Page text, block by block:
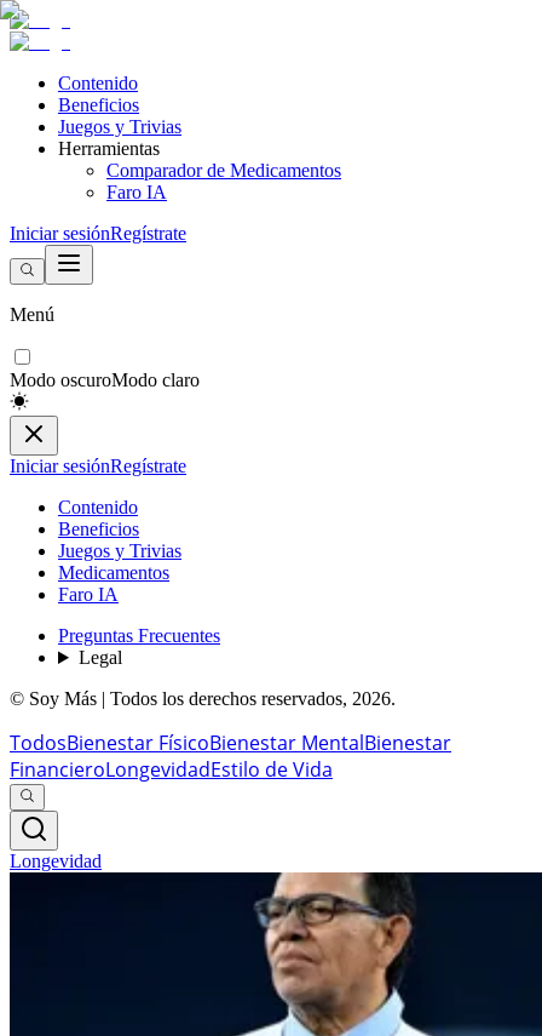
Contenido
Beneficios
Juegos y Trivias
Herramientas
Comparador de Medicamentos
Faro IA
Iniciar sesiónRegístrate
Menú
Modo oscuroModo claro
Iniciar sesiónRegístrate
Contenido
Beneficios
Juegos y Trivias
Medicamentos
Faro IA
Preguntas Frecuentes
Legal
© Soy Más | Todos los derechos reservados, 2026.
TodosBienestar FísicoBienestar MentalBienestar
FinancieroLongevidadEstilo de Vida
Longevidad